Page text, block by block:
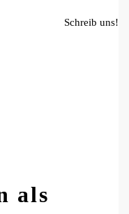
Schreib uns!
als